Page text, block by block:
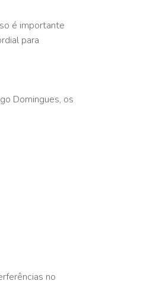
é importante
para
Domingues, os
no